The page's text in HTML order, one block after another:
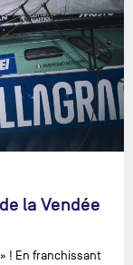
la Vendée
! En franchissant